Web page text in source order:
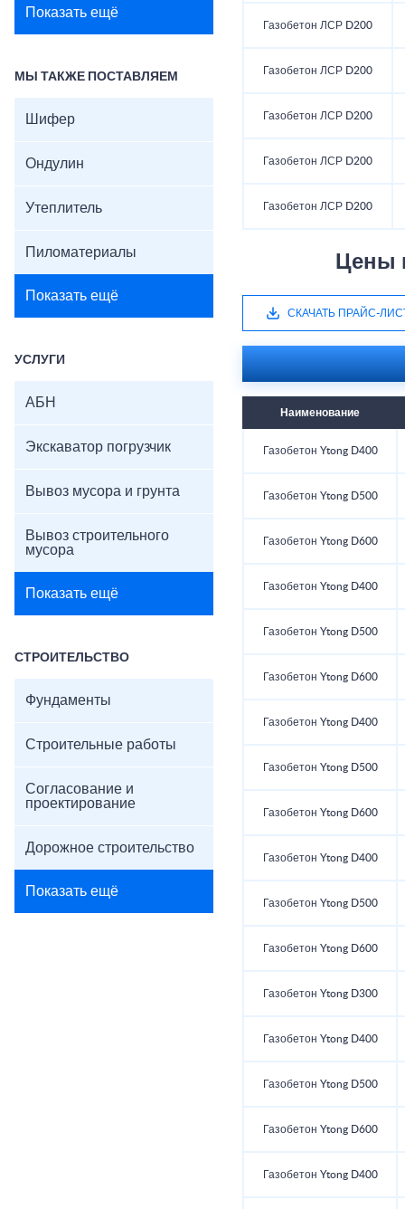
Показать ещё
МЫ ТАКЖЕ ПОСТАВЛЯЕМ
Шифер
Ондулин
Утеплитель
Пиломатериалы
Показать ещё
УСЛУГИ
АБН
Экскаватор погрузчик
Вывоз мусора и грунта
Вывоз строительного
мусора
Показать ещё
СТРОИТЕЛЬСТВО
Фундаменты
Строительные работы
Согласование и
проектирование
Дорожное строительство
Показать ещё
Газобетон ЛСР D200
Газобетон ЛСР D200
Газобетон ЛСР D200
Газобетон ЛСР D200
Газобетон ЛСР D200
Цены
СКАЧАТЬ ПРАЙС-
Наименование
Газобетон Ytong D400
Газобетон Ytong D500
Газобетон Ytong D600
Газобетон Ytong D400
Газобетон Ytong D500
Газобетон Ytong D600
Газобетон Ytong D400
Газобетон Ytong D500
Газобетон Ytong D600
Газобетон Ytong D400
Газобетон Ytong D500
Газобетон Ytong D600
Газобетон Ytong D300
Газобетон Ytong D400
Газобетон Ytong D500
Газобетон Ytong D600
Газобетон Ytong D400